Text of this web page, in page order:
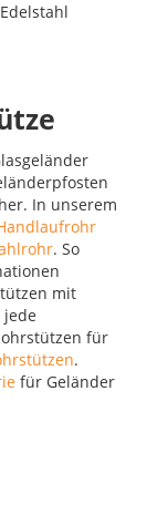
In unserem
. So
mit
jede
für
.
für Geländer